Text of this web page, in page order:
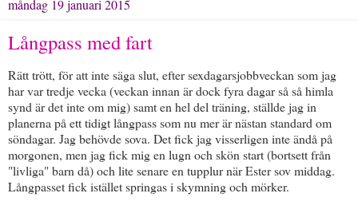
måndag 19 januari 2015
Långpass med fart
Rätt trött, för att inte säga slut, efter sexdagarsjobbveckan som jag
har var tredje vecka (veckan innan är dock fyra dagar så så himla
synd är det inte om mig) samt en hel del träning, ställde jag in
planerna på ett tidigt långpass som nu mer är nästan standard om
söndagar. Jag behövde sova. Det fick jag visserligen inte ändå på
morgonen, men jag fick mig en lugn och skön start (bortsett från
"livliga" barn då) och lite senare en tupplur när Ester sov middag.
Långpasset fick istället springas i skymning och mörker.